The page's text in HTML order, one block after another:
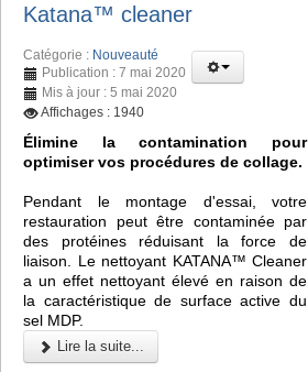
Katana™ cleaner
Catégorie : Nouveauté
Publication : 7 mai 2020
Mis à jour : 5 mai 2020
Affichages : 1940
Élimine la contamination pour
optimiser vos procédures de collage.
Pendant le montage d'essai, votre
restauration peut être contaminée par
des protéines réduisant la force de
liaison. Le nettoyant KATANA™ Cleaner
a un effet nettoyant élevé en raison de
la caractéristique de surface active du
sel MDP.
Lire la suite...